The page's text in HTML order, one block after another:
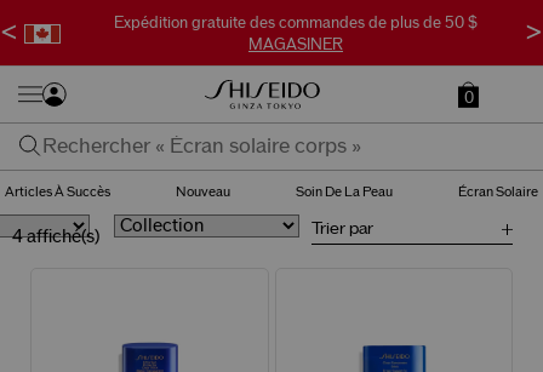
Expédition gratuite des commandes de plus de 50 $
MAGASINER
< >
0
Articles À Succès Nouveau Soin De La Peau Écran Solaire
Trier par
4 affiché(s)